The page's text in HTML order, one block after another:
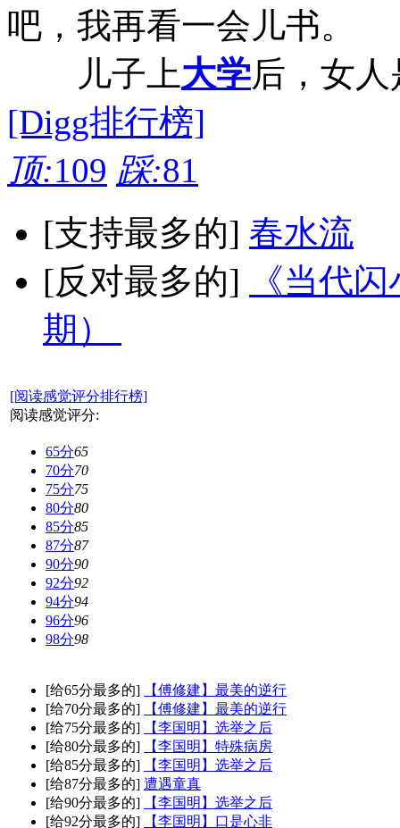
吧，我再看一会儿书。
儿子上大学后，女
[Digg排行榜]
顶:109 踩:81
[支持最多的] 春水流
[反对最多的]
《当代
期）
[阅读感觉评分排行榜]
阅读感觉评分:
65分65
70分70
75分75
80分80
85分85
87分87
90分90
92分92
94分94
96分96
98分98
[给65分最多的]
【傅修建】最美的逆行
[给70分最多的]
【傅修建】最美的逆行
[给75分最多的]
【李国明】选举之后
[给80分最多的]
【李国明】特殊病房
[给85分最多的]
【李国明】选举之后
[给87分最多的] 遭遇童真
[给90分最多的]
【李国明】选举之后
[给92分最多的]
【李国明】口是心非